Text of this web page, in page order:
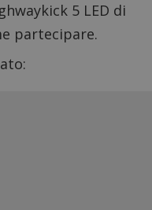
5 LED di
partecipare.